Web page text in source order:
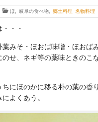
ほ 岐阜の食べ物 郷土料理 名物料理
・・
みそ・ほおば味噌・ほおば
のせ、ネギ等の薬味ときのこ
ちにほのかに移る朴の葉の香
よくあう。